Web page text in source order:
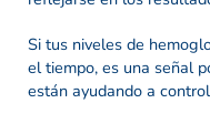
Si tus niveles de
el tiempo, es una señal
están ayudando a